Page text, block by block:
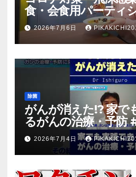
食・会食用パーティ
（マスク会食代替品
放送のＴＶ番組での紹
2026年7月6日
除菌
がんが消えた!? 家で
るがんの治療・予防
2026年7月4日